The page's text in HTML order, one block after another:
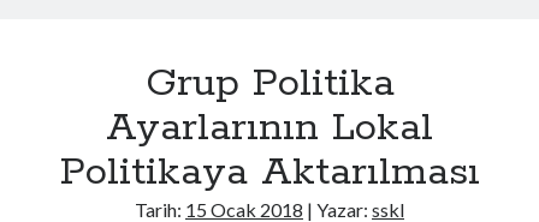
Grup Politika
Ayarlarının Lokal
Politikaya Aktarılması
Tarih: 15 Ocak 2018 | Yazar: sskl